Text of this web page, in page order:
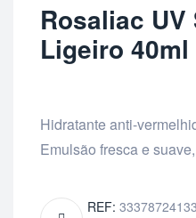
Rosaliac UV
Ligeiro 40ml
Hidratante anti-
Emulsão fresca e
REF: